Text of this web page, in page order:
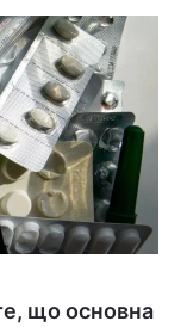
що основна